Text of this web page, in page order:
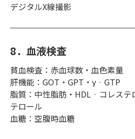
デジタルX線撮影
8．血液検査
貧血検査：赤血球数・血色素量
肝機能：GOT・GPT・γ‐GTP
脂質：中性脂肪・HDL‐コレス
テロール
血糖：空腹時血糖